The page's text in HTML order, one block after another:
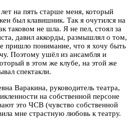
на пять старше меня, который
был клавишник. Так я очутился на
таковом не шла. Я не пел, стоял за
давил аккорды, размышлял о том,
пришло понимание, что я хочу быть
Поэтому ушёл из ансамбля и
в этом же клубе, на этой же
спектакли.
Варакина, руководитель театра,
на собственной персоне
это ЧСВ (чувство собственной
мне страстную любовь к театру.